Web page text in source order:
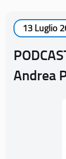
13 Luglio
Andrea